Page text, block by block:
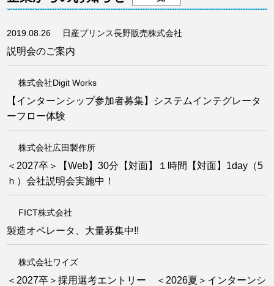
2019.08.26 日産プリンス長野販売株式会社
説明会のご案内
株式会社Digit Works
【インターンシップ参加者募集】システムインテグレータ
ーフロー体験
株式会社広田製作所
＜2027卒＞【Web】30分【対面】１時間【対面】1day（5
ｈ）会社説明会実施中！
FICT株式会社
製造オペレータ、大量募集中!!
株式会社ワイズ
＜2027卒＞採用選考エントリー ＜2026夏＞インターンシ